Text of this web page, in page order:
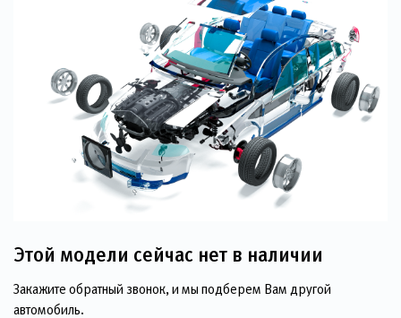
Этой модели сейчас нет в наличии
Закажите обратный звонок, и мы подберем Вам другой
автомобиль.